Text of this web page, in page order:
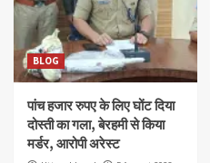
BLOG
पांच हजार रुपए के लिए घोंट दिया
दोस्ती का गला, बेरहमी से किया
मर्डर, आरोपी अरेस्ट